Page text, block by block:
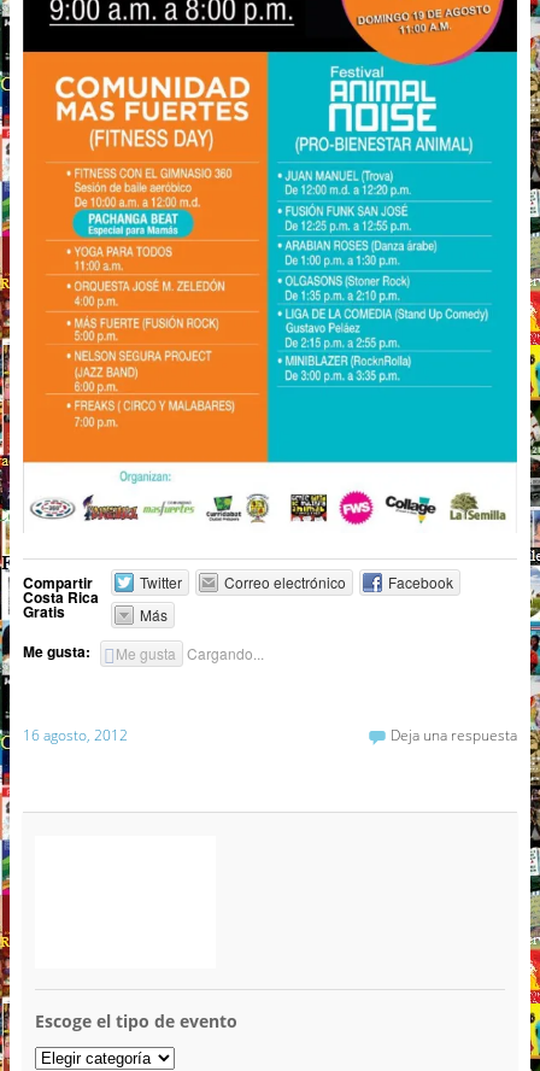
Compartir
Costa Rica
Gratis
Twitter Correo electrónico
Facebook
Más
Me gusta: Me gusta Cargando...
16 agosto, 2012 Deja una respuesta
Escoge el tipo de evento